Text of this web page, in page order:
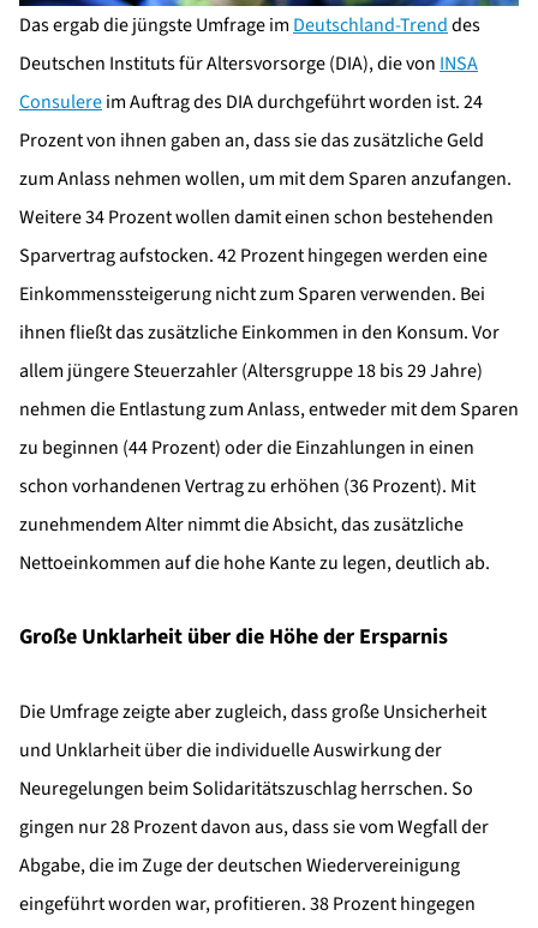
Das ergab die jüngste Umfrage im Deutschland-Trenddes
Deutschen Instituts für Altersvorsorge (DIA), die von INSA
Consulereim Auftrag des DIA durchgeführt worden ist. 24
Prozent von ihnen gaben an, dass sie das zusätzliche Geld
zum Anlass nehmen wollen, um mit dem Sparen anzufangen.
Weitere 34 Prozent wollen damit einen schon bestehenden
Sparvertrag aufstocken. 42 Prozent hingegen werden eine
Einkommenssteigerung nicht zum Sparen verwenden. Bei
ihnen fließt das zusätzliche Einkommen in den Konsum. Vor
allem jüngere Steuerzahler (Altersgruppe 18 bis 29 Jahre)
nehmen die Entlastung zum Anlass, entweder mit dem Sparen
zu beginnen (44 Prozent) oder die Einzahlungen in einen
schon vorhandenen Vertrag zu erhöhen (36 Prozent). Mit
zunehmendem Alter nimmt die Absicht, das zusätzliche
Nettoeinkommen auf die hohe Kante zu legen, deutlich ab.
Große Unklarheit über die Höhe der Ersparnis
Die Umfrage zeigte aber zugleich, dass große Unsicherheit
und Unklarheit über die individuelle Auswirkung der
Neuregelungen beim Solidaritätszuschlag herrschen. So
gingen nur 28 Prozent davon aus, dass sie vom Wegfall der
Abgabe, die im Zuge der deutschen Wiedervereinigung
eingeführt worden war, profitieren. 38 Prozent hingegen